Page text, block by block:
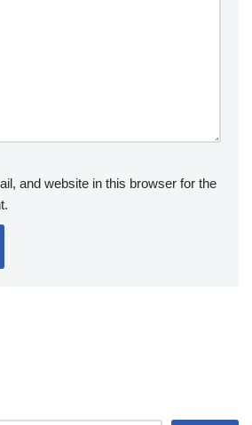
and website in this browser for the